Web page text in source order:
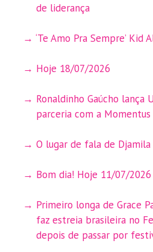
de liderança
‘Te Amo Pra Sempre’ Kid
Hoje 18/07/2026
Ronaldinho Gaúcho lança
parceria com a Momentus
O lugar de fala de
Bom dia! Hoje 11/07/2026
Primeiro longa de Grace
faz estreia brasileira no
depois de passar por